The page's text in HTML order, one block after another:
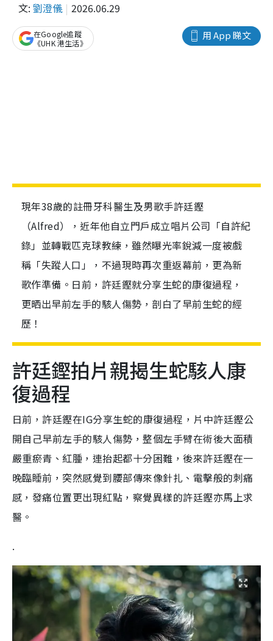
文: 劉澄儀 2026.06.29
用 App 睇文
在Google追蹤
《UHK 港生活》
現年38歲的註冊牙科醫生及男歌手許廷鏗
（Alfred），近年他自立門戶成立唱片公司「自許紀
錄」並轉戰匹克球教練，雖然曝光率銳減一度被戲
稱「失蹤人口」，不過現時再次重返幕前，更為新
歌作準備。日前，許廷鏗就分享生蛇的康復過程，
更晒出早前左手的駭人傷勢，剖白了早前生蛇的經
歷！
許廷鏗拍片親揭生蛇駭人康
復過程
日前，許廷鏗在IG分享生蛇的康復過程，片中許廷鏗公
開自己早前左手的駭人傷勢，整個左手臂在術後大面積
嚴重瘀青、紅腫，連抬起都十分困難，後來許廷鏗在一
晚臨睡前，突然感覺到腰部傳來像針扎、電擊般的刺痛
感，發痛位置更出現紅點，察覺異樣的許廷鏗亦馬上求
醫。
.